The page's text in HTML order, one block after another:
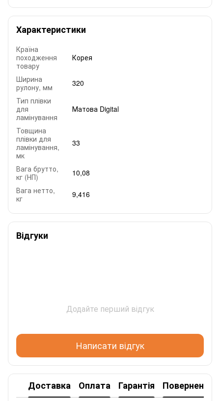
Характеристики
Країна
походження
товару
Корея
Ширина
рулону, мм
320
Тип плівки
для
ламінування
Матова Digital
Товщина
плівки для
ламінування,
мк
33
Вага брутто,
кг (НП)
10,08
Вага нетто,
кг
9,416
Відгуки
Додайте перший відгук
Написати відгук
Доставка Оплата Гарантія Повернення